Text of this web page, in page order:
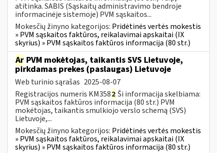
atitinka. SABIS (Sąskaitų administravimo bendroje
informacinėje sistemoje) PVM sąskaitos...
Mokesčių žinyno kategorijos: Pridėtinės vertės mokestis
» PVM sąskaitos faktūros, reikalavimai apskaitai (IX
skyrius) » PVM sąskaitos faktūros informacija (80 str.)
Ar PVM mokėtojas, taikantis SVS Lietuvoje,
pirkdamas prekes (paslaugas) Lietuvoje
Web turinio sąrašas 2025-08-07
Registracijos numeris KM3582 Ši informacija skelbiama:
PVM sąskaitos faktūros informacija (80 str.) PVM
mokėtojas, taikantis smulkiojo verslo schemą (SVS)
Lietuvoje,...
Mokesčių žinyno kategorijos: Pridėtinės vertės mokestis
» PVM sąskaitos faktūros, reikalavimai apskaitai (IX
skyrius) » PVM sąskaitos faktūros informacija (80 str.)